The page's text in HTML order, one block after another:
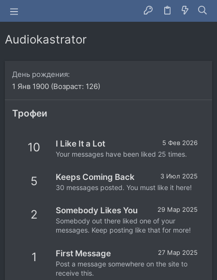
Audiokastrator
День рождения
1 Янв 1900 (Возраст: 126)
Трофеи
10 5 Фев 2026
I Like It a Lot
Your messages have been liked 25 times.
5 3 Июл 2025
Keeps Coming Back
30 messages posted. You must like it here!
2 29 Мар 2025
Somebody Likes You
Somebody out there liked one of your
messages. Keep posting like that for more!
1 27 Мар 2025
First Message
Post a message somewhere on the site to
receive this.